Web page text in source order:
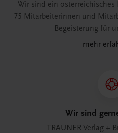
Wir sind ein
75 Mitarbeiterinnen und
Begeisterung für
mehr
Wir sind
TRAUNER Verlag +